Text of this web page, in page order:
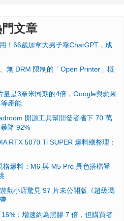
文章
！66歲加拿大男子靠ChatGPT，成
無 DRM 限制的「Open Printer」概
量是3奈米同期的4倍，Google與蘋果
產能
開源工具幫開發者省下 70 萬
降 92%
RTX 5070 Ti SUPER 爆料總整理：
爆料：M6 與 M5 Pro 異色搭檔登
戲小店驚見 97 片未公開版《超級瑪
：增速約為黑膠 7 倍，但購買者